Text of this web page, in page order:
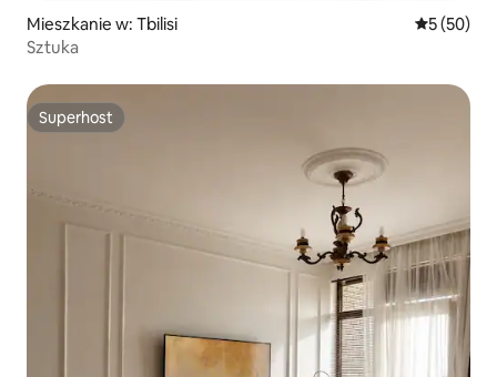
Mieszkanie w: Tbilisi Średnia
5 (50)
Sztuka
Superhost
Superhost